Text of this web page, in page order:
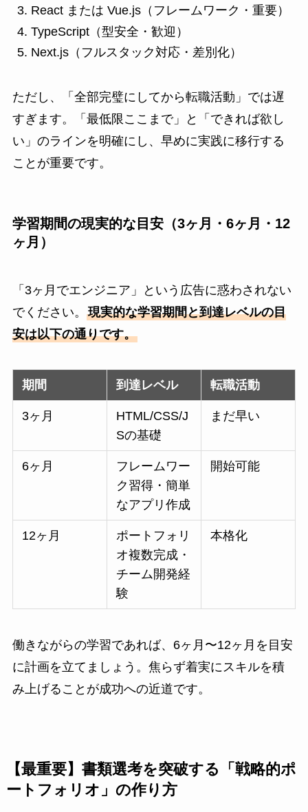
React または Vue.js（フレームワーク・重要）
TypeScript（型安全・歓迎）
Next.js（フルスタック対応・差別化）
ただし、「全部完璧にしてから転職活動」では遅
すぎます。「最低限ここまで」と「できれば欲し
い」のラインを明確にし、早めに実践に移行する
ことが重要です。
学習期間の現実的な目安（3ヶ月・6ヶ月・12
ヶ月）
「3ヶ月でエンジニア」という広告に惑わされない
でください。 現実的な学習期間と到達レベルの目
安は以下の通りです。
期間 到達レベル 転職活動
3ヶ月
HTML/CSS/J
Sの基礎
まだ早い
6ヶ月
フレームワー
ク習得・簡単
なアプリ作成
開始可能
12ヶ月
ポートフォリ
オ複数完成・
チーム開発経
験
本格化
働きながらの学習であれば、6ヶ月〜12ヶ月を目安
に計画を立てましょう。焦らず着実にスキルを積
み上げることが成功への近道です。
【最重要】書類選考を突破する「戦略的ポ
ートフォリオ」の作り方